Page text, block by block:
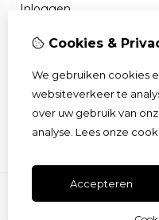
Inloggen
Nieuwsbrief
Contact
Cookies &
We gebruiken cookies
websiteverkeer te
over uw gebruik van
analyse. Lees onze
Accepteren